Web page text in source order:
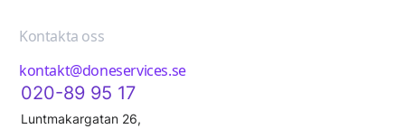
Kontakta oss
kontakt@doneservices.se
020-89 95 17
Luntmakargatan 26,